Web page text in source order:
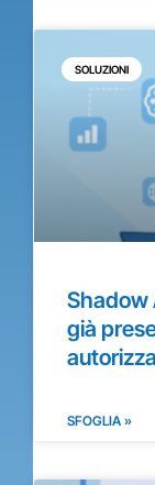
SOLUZIONI
Shadow
già
SFOGLIA »